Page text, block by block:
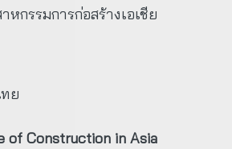
กรรมการก่อสร้างเอเชีย
ย
of Construction in Asia